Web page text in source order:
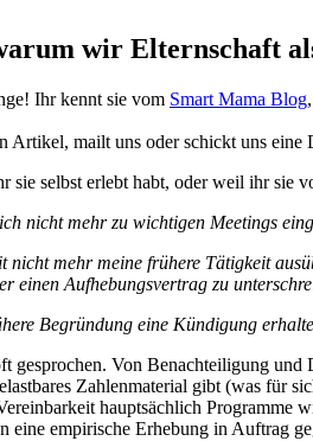
wir Elternschaft
Ihr kennt sie vom Smart Mama Blog
Artikel, mailt uns oder schickt uns eine
selbst erlebt habt, oder weil ihr sie
nicht mehr zu wichtigen Meetings
nicht mehr meine frühere Tätigkeit
einen Aufhebungsvertrag zu
Begründung eine Kündigung
gesprochen. Von Benachteiligung
Zahlenmaterial gibt (was für
hauptsächlich
eine empirische Erhebung in Auftrag